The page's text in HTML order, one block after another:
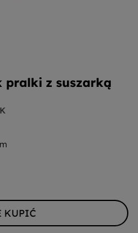
pralki z suszarką
KUPIĆ